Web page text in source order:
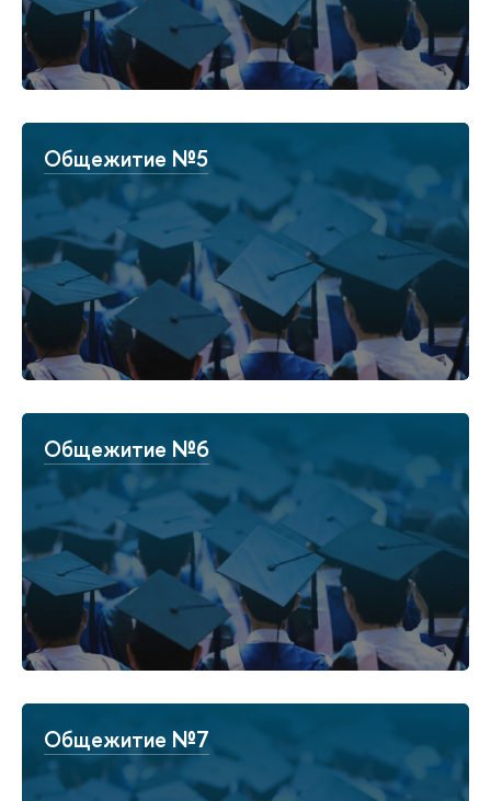
Общежитие №5
Общежитие №6
Общежитие №7